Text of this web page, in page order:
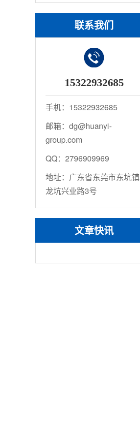
联系我们
15322932685
手机：15322932685
邮箱：dg@huanyi-
group.com
QQ：2796909969
地址：广东省东莞市东坑镇
龙坑兴业路3号
文章快讯